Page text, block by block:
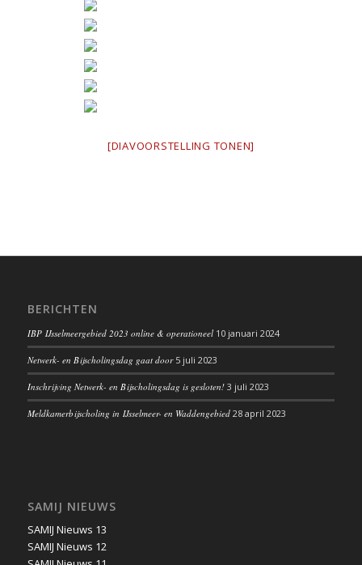
[DIAVOORSTELLING TONEN]
BERICHTEN
IBP IJsselmeergebied 2023 online & operationeel 10 januari 2024
Netwerk- en Bijscholingsdag gaat door 5 juli 2023
Inschrijving Netwerk- en Bijscholingsdag is gesloten! 3 juli 2023
Meldkamerbijscholing in IJsselmeer- en Waddengebied 28 april 2023
SAMIJ NIEUWS
SAMIJ Nieuws 13
SAMIJ Nieuws 12